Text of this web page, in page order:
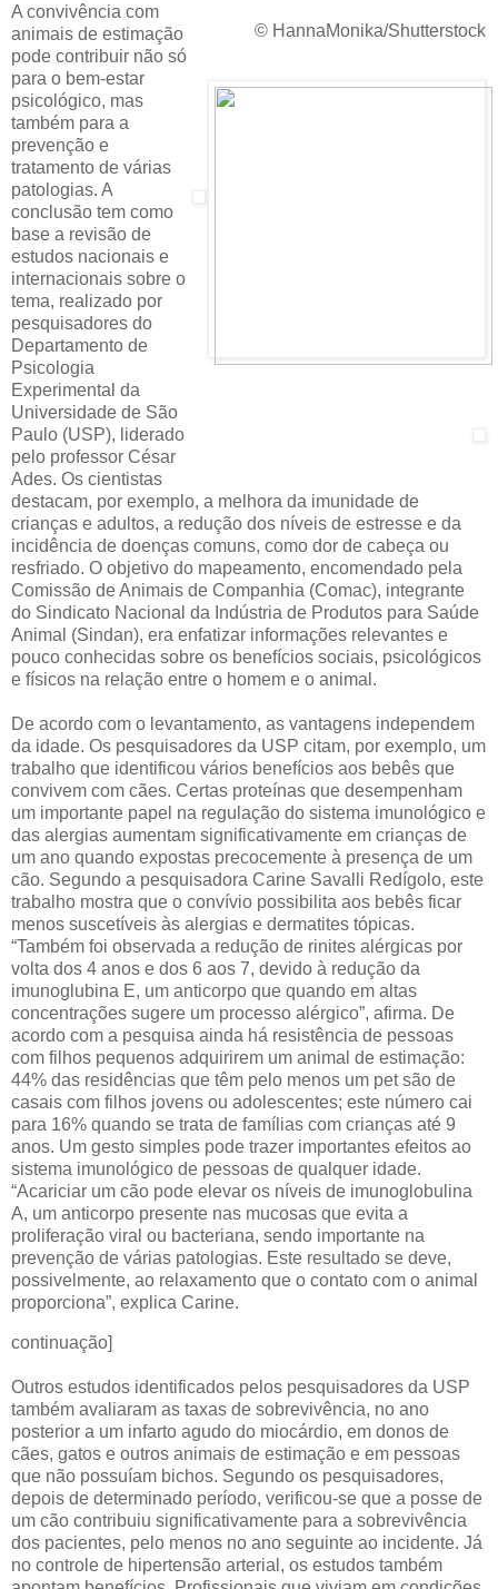
© HannaMonika/Shutterstock
A convivência com
animais de estimação
pode contribuir não só
para o bem-estar
psicológico, mas
também para a
prevenção e
tratamento de várias
patologias. A
conclusão tem como
base a revisão de
estudos nacionais e
internacionais sobre o
tema, realizado por
pesquisadores do
Departamento de
Psicologia
Experimental da
Universidade de São
Paulo (USP), liderado
pelo professor César
Ades. Os cientistas
destacam, por exemplo, a melhora da imunidade de
crianças e adultos, a redução dos níveis de estresse e da
incidência de doenças comuns, como dor de cabeça ou
resfriado. O objetivo do mapeamento, encomendado pela
Comissão de Animais de Companhia (Comac), integrante
do Sindicato Nacional da Indústria de Produtos para Saúde
Animal (Sindan), era enfatizar informações relevantes e
pouco conhecidas sobre os benefícios sociais, psicológicos
e físicos na relação entre o homem e o animal.
De acordo com o levantamento, as vantagens independem
da idade. Os pesquisadores da USP citam, por exemplo, um
trabalho que identificou vários benefícios aos bebês que
convivem com cães. Certas proteínas que desempenham
um importante papel na regulação do sistema imunológico e
das alergias aumentam significativamente em crianças de
um ano quando expostas precocemente à presença de um
cão. Segundo a pesquisadora Carine Savalli Redígolo, este
trabalho mostra que o convívio possibilita aos bebês ficar
menos suscetíveis às alergias e dermatites tópicas.
“Também foi observada a redução de rinites alérgicas por
volta dos 4 anos e dos 6 aos 7, devido à redução da
imunoglubina E, um anticorpo que quando em altas
concentrações sugere um processo alérgico”, afirma. De
acordo com a pesquisa ainda há resistência de pessoas
com filhos pequenos adquirirem um animal de estimação:
44% das residências que têm pelo menos um pet são de
casais com filhos jovens ou adolescentes; este número cai
para 16% quando se trata de famílias com crianças até 9
anos. Um gesto simples pode trazer importantes efeitos ao
sistema imunológico de pessoas de qualquer idade.
“Acariciar um cão pode elevar os níveis de imunoglobulina
A, um anticorpo presente nas mucosas que evita a
proliferação viral ou bacteriana, sendo importante na
prevenção de várias patologias. Este resultado se deve,
possivelmente, ao relaxamento que o contato com o animal
proporciona”, explica Carine.
continuação]
Outros estudos identificados pelos pesquisadores da USP
também avaliaram as taxas de sobrevivência, no ano
posterior a um infarto agudo do miocárdio, em donos de
cães, gatos e outros animais de estimação e em pessoas
que não possuíam bichos. Segundo os pesquisadores,
depois de determinado período, verificou-se que a posse de
um cão contribuiu significativamente para a sobrevivência
dos pacientes, pelo menos no ano seguinte ao incidente. Já
no controle de hipertensão arterial, os estudos também